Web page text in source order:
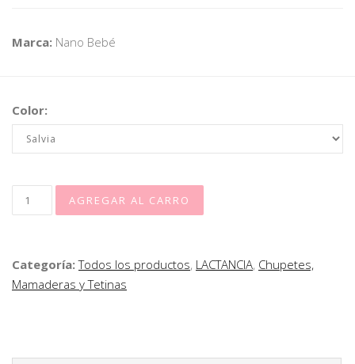
Marca: Nano Bebé
Color:
Categoría:Todos los productos, LACTANCIA, Chupetes,
Mamaderas y Tetinas